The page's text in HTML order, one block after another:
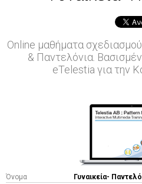
Online μαθήματα
& Παντελόνια.
eTelestia για την
Όνομα
Γυναικεία-